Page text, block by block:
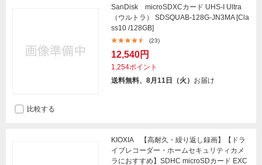
SanDisk microSDXCカード UHS-I Ultra
（ウルトラ） SDSQUAB-128G-JN3MA [Cla
ss10 /128GB]
(23)
12,540円
1,254ポイント
送料無料、8月11日（火） お届け
比較する
KIOXIA 【高耐久・繰り返し録画】【ドラ
イブレコーダー・ホームセキュリティカメ
ラにおすすめ】SDHC microSDカード EXC